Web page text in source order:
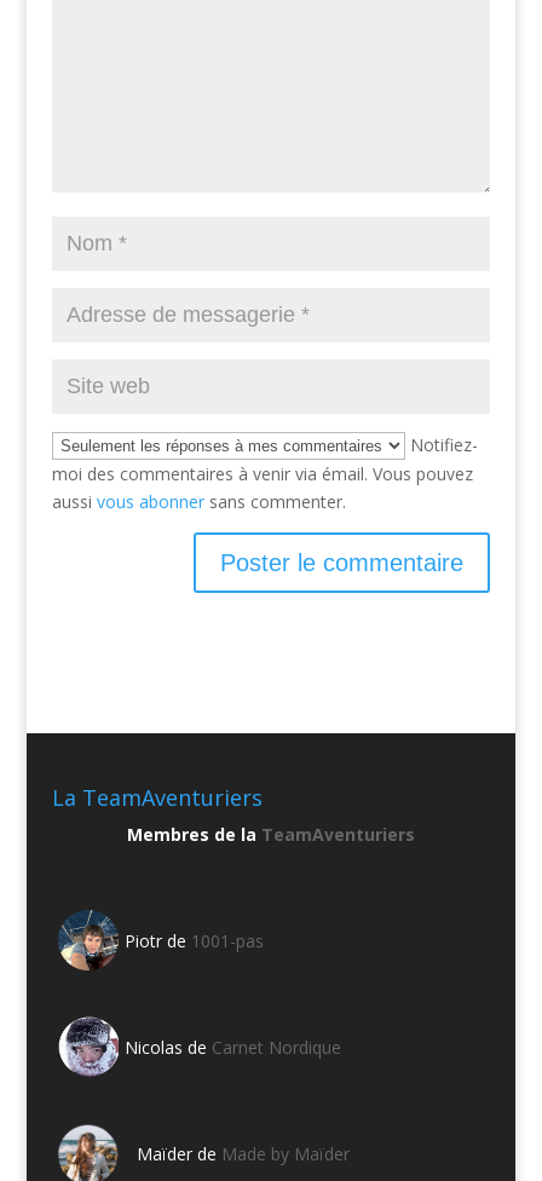
Notifiez-
moi des commentaires à venir via émail. Vous pouvez
aussi vous abonnersans commenter.
La TeamAventuriers
Membres de la TeamAventuriers
Piotr de 1001-pas
Nicolas de Carnet Nordique
Maïder de Made by Maïder